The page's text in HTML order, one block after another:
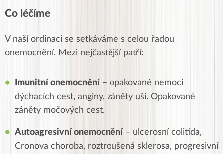
Co léčíme
V naší ordinaci se setkáváme s celou řadou
onemocnění. Mezi nejčastější patří:
Imunitní onemocnění – opakované nemoci
dýchacích cest, anginy, záněty uší. Opakované
záněty močových cest.
Autoagresivní onemocnění – ulcerosní colitída,
Cronova choroba, roztroušená sklerosa, progresivní